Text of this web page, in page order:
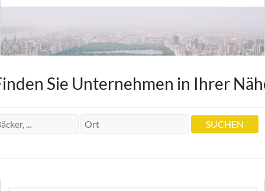
Sie Unternehmen in Ihrer